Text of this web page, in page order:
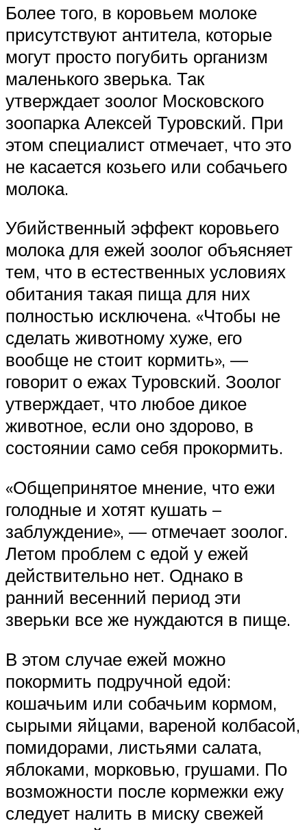
Более того, в коровьем молоке
присутствуют антитела, которые
могут просто погубить организм
маленького зверька. Так
утверждает зоолог Московского
зоопарка Алексей Туровский. При
этом специалист отмечает, что это
не касается козьего или собачьего
молока.
Убийственный эффект коровьего
молока для ежей зоолог объясняет
тем, что в естественных условиях
обитания такая пища для них
полностью исключена. «Чтобы не
сделать животному хуже, его
вообще не стоит кормить», —
говорит о ежах Туровский. Зоолог
утверждает, что любое дикое
животное, если оно здорово, в
состоянии само себя прокормить.
«Общепринятое мнение, что ежи
голодные и хотят кушать –
заблуждение», — отмечает зоолог.
Летом проблем с едой у ежей
действительно нет. Однако в
ранний весенний период эти
зверьки все же нуждаются в пище.
В этом случае ежей можно
покормить подручной едой:
кошачьим или собачьим кормом,
сырыми яйцами, вареной колбасой,
помидорами, листьями салата,
яблоками, морковью, грушами. По
возможности после кормежки ежу
следует налить в миску свежей